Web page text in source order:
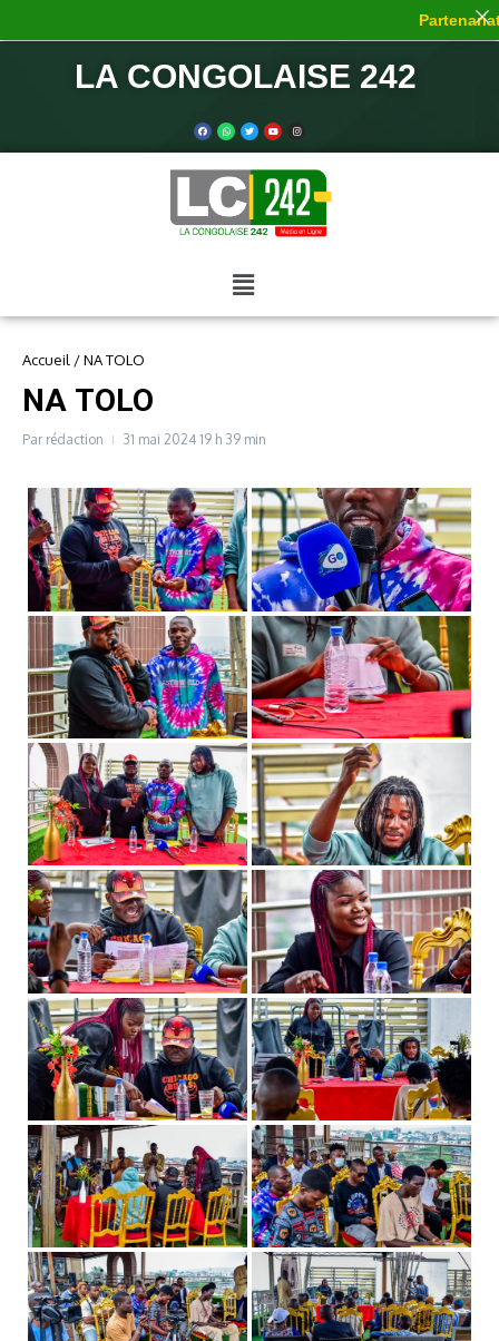
LA CONGOLAISE 242
Accueil /NA TOLO
NA TOLO
Par rédaction 31 mai 2024 19 h 39 min
Partenariat